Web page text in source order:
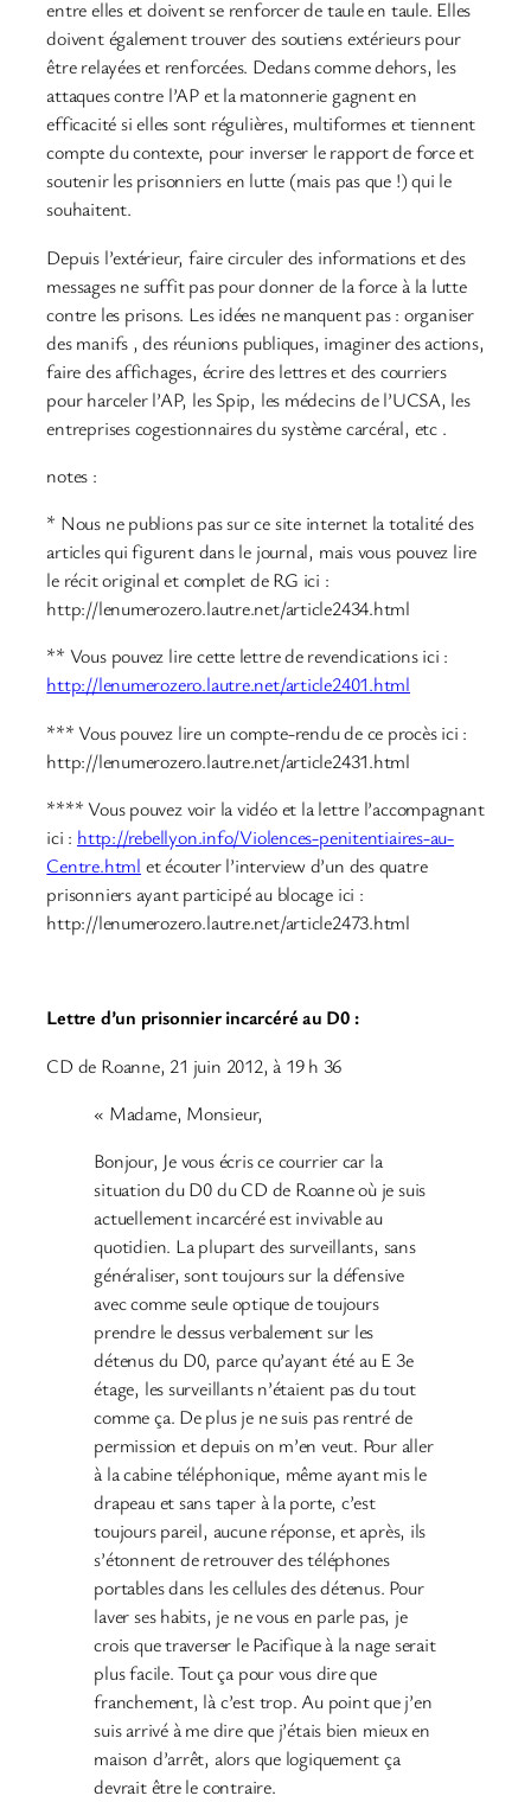
entre elles et doivent se renforcer de taule en taule. Elles
doivent également trouver des soutiens extérieurs pour
être relayées et renforcées. Dedans comme dehors, les
attaques contre l’AP et la matonnerie gagnent en
efficacité si elles sont régulières, multiformes et tiennent
compte du contexte, pour inverser le rapport de force et
soutenir les prisonniers en lutte (mais pas que !) qui le
souhaitent.
Depuis l’extérieur, faire circuler des informations et des
messages ne suffit pas pour donner de la force à la lutte
contre les prisons. Les idées ne manquent pas : organiser
des manifs , des réunions publiques, imaginer des actions,
faire des affichages, écrire des lettres et des courriers
pour harceler l’AP, les Spip, les médecins de l’UCSA, les
entreprises cogestionnaires du système carcéral, etc .
notes :
* Nous ne publions pas sur ce site internet la totalité des
articles qui figurent dans le journal, mais vous pouvez lire
le récit original et complet de RG ici :
http://lenumerozero.lautre.net/article2434.html
** Vous pouvez lire cette lettre de revendications ici :
http://lenumerozero.lautre.net/article2401.html
*** Vous pouvez lire un compte-rendu de ce procès ici :
http://lenumerozero.lautre.net/article2431.html
**** Vous pouvez voir la vidéo et la lettre l’accompagnant
ici : http://rebellyon.info/Violences-penitentiaires-au-
Centre.html et écouter l’interview d’un des quatre
prisonniers ayant participé au blocage ici :
http://lenumerozero.lautre.net/article2473.html
Lettre d’un prisonnier incarcéré au D0 :
CD de Roanne, 21 juin 2012, à 19 h 36
« Madame, Monsieur,
Bonjour, Je vous écris ce courrier car la
situation du D0 du CD de Roanne où je suis
actuellement incarcéré est invivable au
quotidien. La plupart des surveillants, sans
généraliser, sont toujours sur la défensive
avec comme seule optique de toujours
prendre le dessus verbalement sur les
détenus du D0, parce qu’ayant été au E 3e
étage, les surveillants n’étaient pas du tout
comme ça. De plus je ne suis pas rentré de
permission et depuis on m’en veut. Pour aller
à la cabine téléphonique, même ayant mis le
drapeau et sans taper à la porte, c’est
toujours pareil, aucune réponse, et après, ils
s’étonnent de retrouver des téléphones
portables dans les cellules des détenus. Pour
laver ses habits, je ne vous en parle pas, je
crois que traverser le Pacifique à la nage serait
plus facile. Tout ça pour vous dire que
franchement, là c’est trop. Au point que j’en
suis arrivé à me dire que j’étais bien mieux en
maison d’arrêt, alors que logiquement ça
devrait être le contraire.